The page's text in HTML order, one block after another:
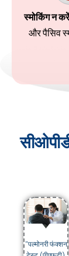
स्मोकिंग न
और पैसिव
"पल्मोनरी फंक्शन